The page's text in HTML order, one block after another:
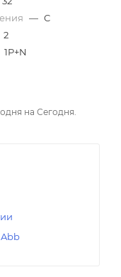
— C
2
1P+N
на Сегодня.